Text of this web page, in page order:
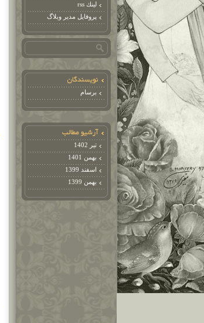
لينك rss
پروفایل مدیر وبلاگ
برسام
تیر 1402
بهمن 1401
اسفند 1399
بهمن 1399